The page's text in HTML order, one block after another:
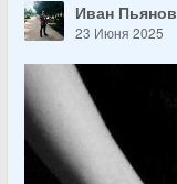
Иван Пьянов
23 Июня 2025